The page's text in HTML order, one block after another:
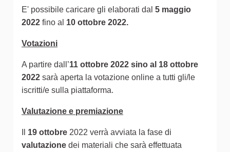
E' possibile caricare gli elaborati dal 5 maggio
2022 fino al 10 ottobre 2022.
Votazioni
A partire dall’11 ottobre 2022 sino al 18 ottobre
2022 sarà aperta la votazione online a tutti gli/le
iscritti/e sulla piattaforma.
Valutazione e premiazione
19 ottobre 2022 verrà avviata la fase di
valutazione dei materiali che sarà effettuata